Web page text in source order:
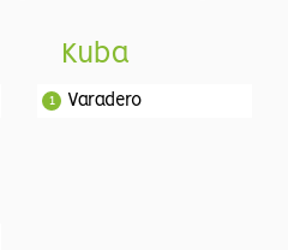
Kuba
Varadero
1